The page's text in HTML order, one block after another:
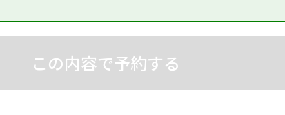
この内容で予約する